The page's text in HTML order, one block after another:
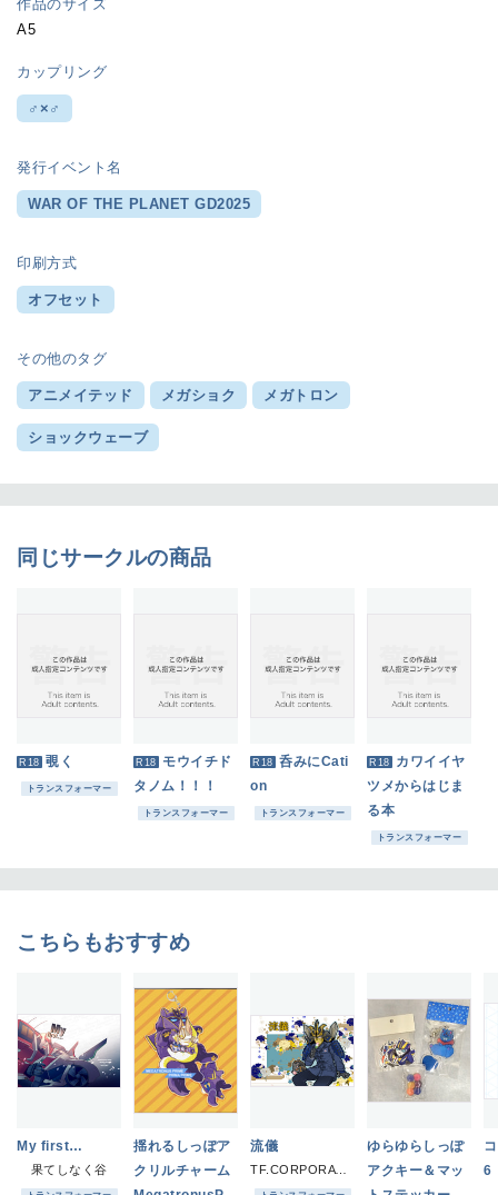
作品のサイズ
A5
カップリング
♂×♂
発行イベント名
WAR OF THE PLANET GD2025
印刷方式
オフセット
その他のタグ
アニメイテッド メガショク メガトロン
ショックウェーブ
同じサークルの商品
R18 覗く
トランスフォーマー
R18 モウイチド
タノム！！！
トランスフォーマー
R18 呑みにCati
on
トランスフォーマー
R18 カワイイヤ
ツメからはじま
る本
トランスフォーマー
こちらもおすすめ
My first…
果てしなく谷
揺れるしっぽア
クリルチャーム
流儀
TF.CORPORATION
ゆらゆらしっぽ
アクキー＆マッ
6